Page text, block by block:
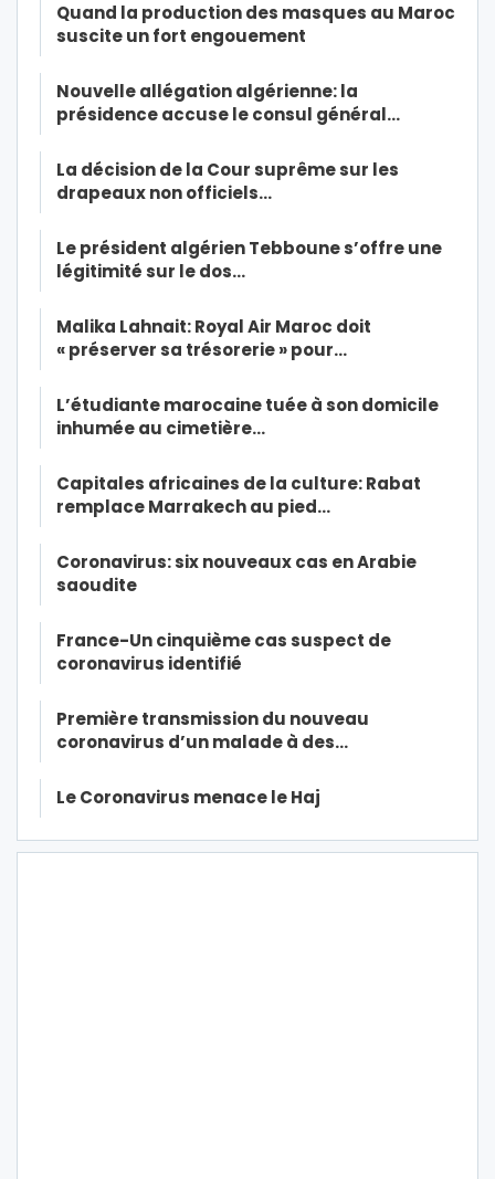
Quand la production des masques au Maroc
suscite un fort engouement
Nouvelle allégation algérienne: la
présidence accuse le consul général…
La décision de la Cour suprême sur les
drapeaux non officiels…
Le président algérien Tebboune s’offre une
légitimité sur le dos…
Malika Lahnait: Royal Air Maroc doit
« préserver sa trésorerie » pour…
L’étudiante marocaine tuée à son domicile
inhumée au cimetière…
Capitales africaines de la culture: Rabat
remplace Marrakech au pied…
Coronavirus: six nouveaux cas en Arabie
saoudite
France-Un cinquième cas suspect de
coronavirus identifié
Première transmission du nouveau
coronavirus d’un malade à des…
Le Coronavirus menace le Haj